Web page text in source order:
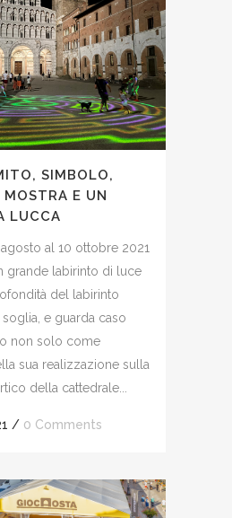
SIMBOLO,
E UN
LUCCA
al 10 ottobre 2021
grande labirinto di luce
del labirinto
e guarda caso
non solo come
sua realizzazione sulla
della cattedrale...
/ 0 Comments